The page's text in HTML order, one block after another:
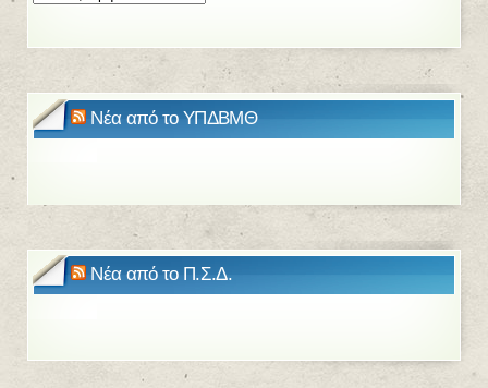
Νέα από το ΥΠΔΒΜΘ
Νέα από το Π.Σ.Δ.